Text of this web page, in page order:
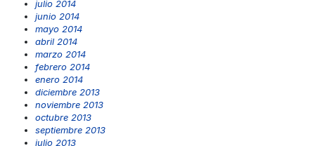
julio 2014
junio 2014
mayo 2014
abril 2014
marzo 2014
febrero 2014
enero 2014
diciembre 2013
noviembre 2013
octubre 2013
septiembre 2013
julio 2013